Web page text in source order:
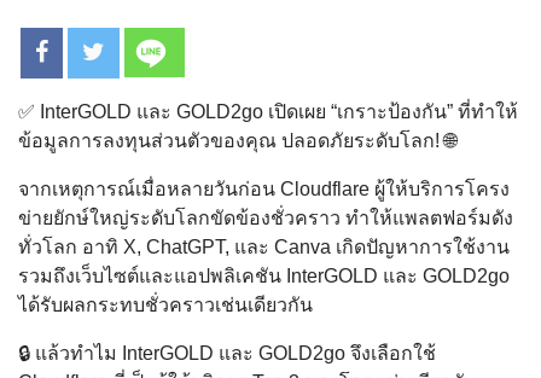
✅ InterGOLD และ GOLD2go เปิดเผย “เกราะป้องกัน” ที่ทำให้
ข้อมูลการลงทุนส่วนตัวของคุณ ปลอดภัยระดับโลก! 🌐
จากเหตุการณ์เมื่อหลายวันก่อน Cloudflare ผู้ให้บริการโครง
ข่ายยักษ์ใหญ่ระดับโลกขัดข้องชั่วคราว ทำให้แพลตฟอร์มดัง
ทั่วโลก อาทิ X, ChatGPT, และ Canva เกิดปัญหาการใช้งาน
รวมถึงเว็บไซต์และแอปพลิเคชัน InterGOLD และ GOLD2go
ได้รับผลกระทบชั่วคราวเช่นเดียวกัน
🔒 แล้วทำไม InterGOLD และ GOLD2go จึงเลือกใช้